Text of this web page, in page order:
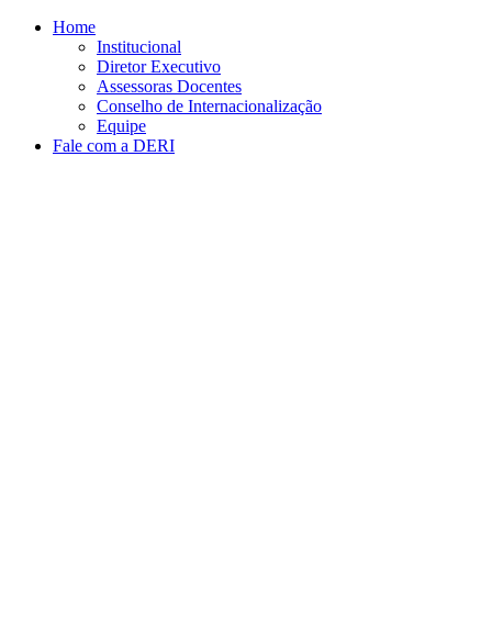
Conteúdo principal
Home
Institucional
Diretor Executivo
Assessoras Docentes
Conselho de Internacionalização
Equipe
Fale com a DERI